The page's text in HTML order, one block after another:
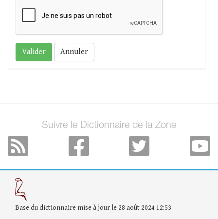
Annuler
Suivre le Dictionnaire de la Zone
Base du dictionnaire mise à jour le 28 août 2024 12:53